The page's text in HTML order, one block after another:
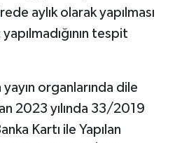
aylık olarak yapılması
tespit
organlarında dile
2023 yılında 33/2019
Kartı ile Yapılan